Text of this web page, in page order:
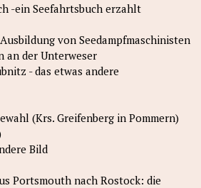
-ein Seefahrtsbuch erzahlt
von Seedampfmaschinisten
an der Unterweser
- das etwas andere
(Krs. Greifenberg in Pommern)
Bild
Portsmouth nach Rostock: die